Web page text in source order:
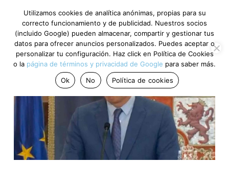
Utilizamos cookies de analítica anónimas, propias para su
correcto funcionamiento y de publicidad. Nuestros socios
(incluido Google) pueden almacenar, compartir y gestionar tus
datos para ofrecer anuncios personalizados. Puedes aceptar o
personalizar tu configuración. Haz click en Política de Cookies
o la página de términos y privacidad de Google para saber más.
Ok
No Política de cookies